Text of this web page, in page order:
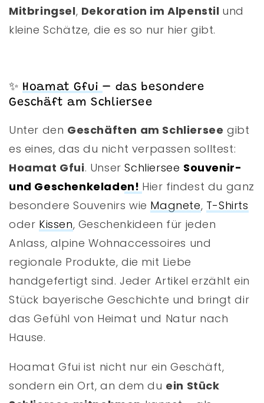
Mitbringsel, Dekoration im Alpenstil und
kleine Schätze, die es so nur hier gibt.
✨ Hoamat Gfui– das besondere
Geschäft am Schliersee
Unter den Geschäften am Schliersee gibt
es eines, das du nicht verpassen solltest:
Hoamat Gfui. UnserSchliersee Souvenir-
und Geschenkeladen! Hier findest du ganz
besondere Souvenirs wie Magnete, T-Shirts
oder Kissen, Geschenkideen für jeden
Anlass, alpine Wohnaccessoires und
regionale Produkte, die mit Liebe
handgefertigt sind. Jeder Artikel erzählt ein
Stück bayerische Geschichte und bringt dir
das Gefühl von Heimat und Natur nach
Hause.
Hoamat Gfui ist nicht nur ein Geschäft,
sondern ein Ort, an dem du ein Stück